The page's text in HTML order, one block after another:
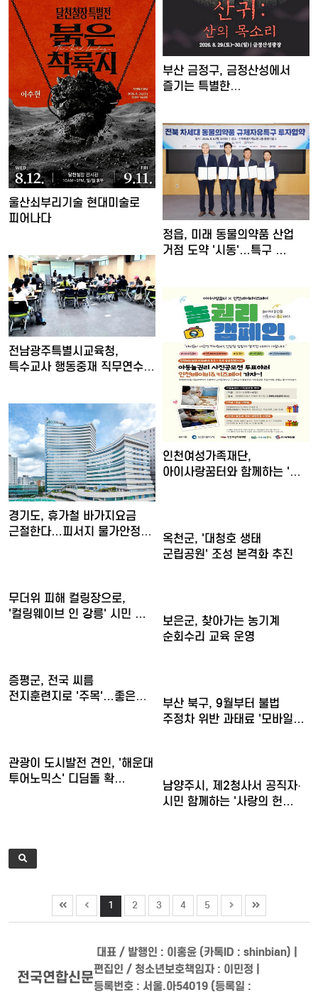
부산 금정구, 금정산성에서
즐기는 특별한
울산쇠부리기술 현대미술로
피어나다
정읍, 미래 동물의약품 산업
거점 도약 '시동'…특구 …
전남광주특별시교육청,
특수교사 행동중재 직무연수
인천여성가족재단,
아이사랑꿈터와 함께하는 '놀
경기도, 휴가철 바가지요금
근절한다…피서지 물가안정
옥천군, '대청호 생태
군립공원' 조성 본격화 추진
무더위 피해 컬링장으로,
'컬링웨이브 인 강릉' 시민 …
보은군, 찾아가는 농기계
순회수리 교육 운영
증평군, 전국 씨름
전지훈련지로 '주목'…좋은
부산 북구, 9월부터 불법
주정차 위반 과태료 '모바일…
관광이 도시발전 견인, '해운대
투어노믹스' 디딤돌 확…
남양주시, 제2청사서 공직자·
시민 함께하는 '사랑의 헌…
1 2 3 4 5
전국연합신문
대표 / 발행인 : 이홍윤 (카톡ID : shinbian) |
편집인 / 청소년보호책임자 : 이민정 |
등록번호 : 서울.아54019 (등록일 :